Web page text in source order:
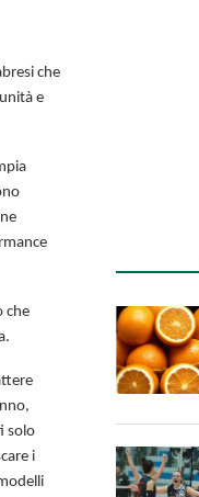
che
e
che
solo
i